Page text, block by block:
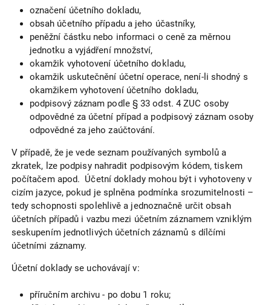
označení účetního dokladu,
obsah účetního případu a jeho účastníky,
peněžní částku nebo informaci o ceně za měrnou
jednotku a vyjádření množství,
okamžik vyhotovení účetního dokladu,
okamžik uskutečnění účetní operace, není-li shodný s
okamžikem vyhotovení účetního dokladu,
podpisový záznam podle § 33 odst. 4 ZUC osoby
odpovědné za účetní případ a podpisový záznam osoby
odpovědné za jeho zaúčtování.
V případě, že je vede seznam používaných symbolů a
zkratek, lze podpisy nahradit podpisovým kódem, tiskem
počítačem apod. Účetní doklady mohou být i vyhotoveny v
cizím jazyce, pokud je splněna podmínka srozumitelnosti –
tedy schopnosti spolehlivě a jednoznačně určit obsah
účetních případů i vazbu mezi účetním záznamem vzniklým
seskupením jednotlivých účetních záznamů s dílčími
účetními záznamy.
Účetní doklady se uchovávají v:
příručním archivu - po dobu 1 roku;